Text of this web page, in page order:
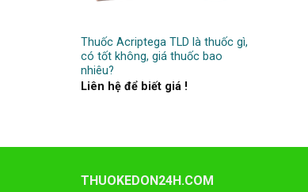
Thuốc Acriptega TLD là thuốc gì,
có tốt không, giá thuốc bao
nhiêu?
Liên hệ để biết giá !
THUOKEDON24H.COM